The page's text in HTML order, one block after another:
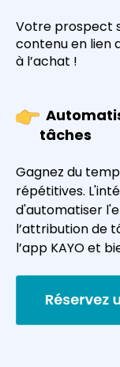
Votre prospect
contenu en lien
à l’achat !
tâches
Gagnez du
répétitives.
d'automatiser
l’attribution de
l’app KAYO et